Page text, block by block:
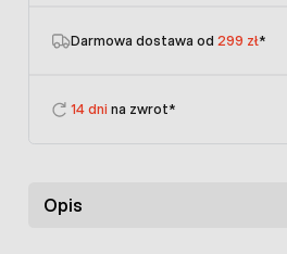
Darmowa dostawa od 299 zł*
14 dni na zwrot*
Opis